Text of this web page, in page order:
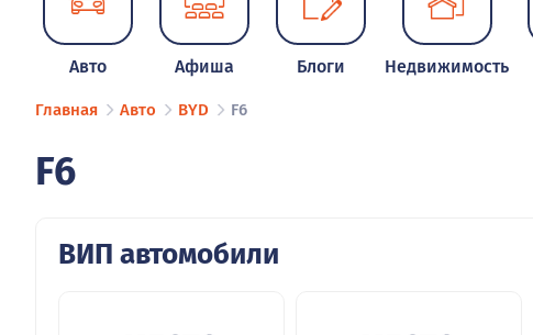
Авто Афиша Блоги Недвижимость
Главная Авто BYD F6
F6
ВИП автомобили